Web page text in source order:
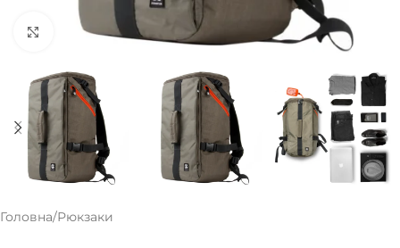
Клацніть, щоб збільшити
Головна/Рюкзаки